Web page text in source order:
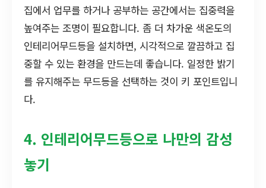
집에서 업무를 하거나 공부하는 공간에서는 집중력을
높여주는 조명이 필요합니다. 좀 더 차가운 색온도의
인테리어무드등을 설치하면, 시각적으로 깔끔하고 집
중할 수 있는 환경을 만드는데 좋습니다. 일정한 밝기
를 유지해주는 무드등을 선택하는 것이 키 포인트입니
다.
4. 인테리어무드등으로 나만의 감성
놓기